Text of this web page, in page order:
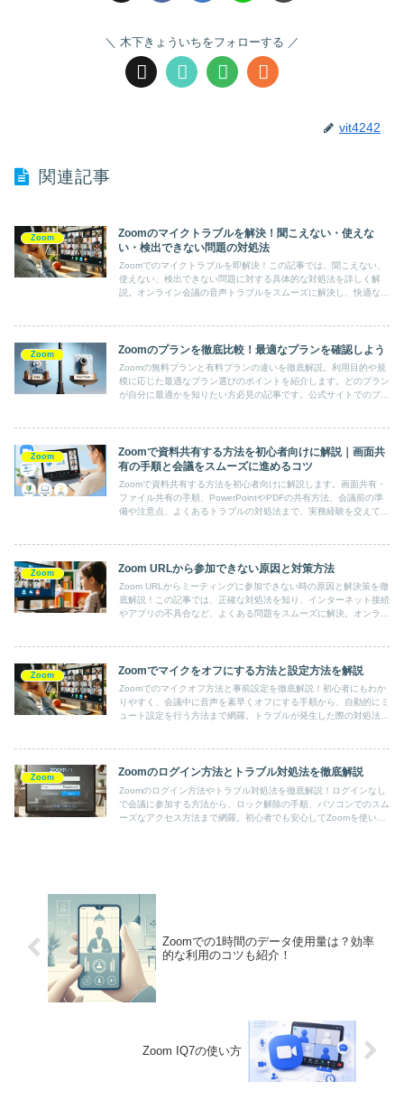
木下きょういちをフォローする
vit4242
関連記事
Zoom
Zoomのマイクトラブルを解決！聞こえない・使えな
い・検出できない問題の対処法
Zoomでのマイクトラブルを即解決！この記事では、聞こえない、
使えない、検出できない問題に対する具体的な対処法を詳しく解
説。オンライン会議の音声トラブルをスムーズに解決し、快適な
Zoom Zoomのプランを徹底比較！最適なプランを確認しよう
Zoomの無料プランと有料プランの違いを徹底解説。利用目的や規
模に応じた最適なプラン選びのポイントを紹介します。どのプラン
が自分に最適かを知りたい方必見の記事です。公式サイトでのプラ
Zoom
Zoomで資料共有する方法を初心者向けに解説｜画面共
有の手順と会議をスムーズに進めるコツ
Zoomで資料共有する方法を初心者向けに解説します。画面共有・
ファイル共有の手順、PowerPointやPDFの共有方法、会議前の準
備や注意点、よくあるトラブルの対処法まで、実務経験を交えてわ
Zoom Zoom URLから参加できない原因と対策方法
Zoom URLからミーティングに参加できない時の原因と解決策を徹
底解説！この記事では、正確な対処法を知り、インターネット接続
やアプリの不具合など、よくある問題をスムーズに解決。オンライ
Zoom Zoomでマイクをオフにする方法と設定方法を解説
Zoomでのマイクオフ方法と事前設定を徹底解説！初心者にもわか
りやすく、会議中に音声を素早くオフにする手順から、自動的にミ
ュート設定を行う方法まで網羅。トラブルが発生した際の対処法も
Zoom Zoomのログイン方法とトラブル対処法を徹底解説
Zoomのログイン方法やトラブル対処法を徹底解説！ログインなし
で会議に参加する方法から、ロック解除の手順、パソコンでのスム
ーズなアクセス方法まで網羅。初心者でも安心してZoomを使いこ
Zoomでの1時間のデータ使用量は？効率
的な利用のコツも紹介！
Zoom IQ7の使い方